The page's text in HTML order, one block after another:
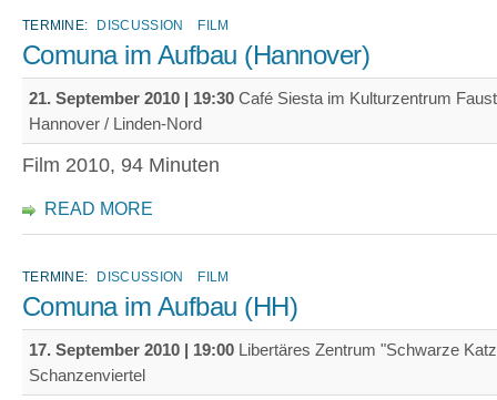
TERMINE: DISCUSSION FILM
Comuna im Aufbau (Hannover)
21. September 2010 | 19:30 Café Siesta im Kulturzentrum
Hannover / Linden-Nord
Film 2010, 94 Minuten
READ MORE
TERMINE: DISCUSSION FILM
Comuna im Aufbau (HH)
17. September 2010 | 19:00 Libertäres Zentrum "Schwarze
Schanzenviertel